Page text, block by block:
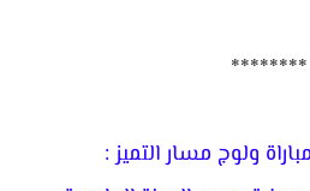
********
ولوج مسار التميز :